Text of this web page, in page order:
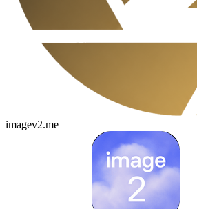
imagev2.me